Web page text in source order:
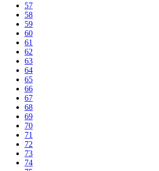
57
58
59
60
61
62
63
64
65
66
67
68
69
70
71
72
73
74